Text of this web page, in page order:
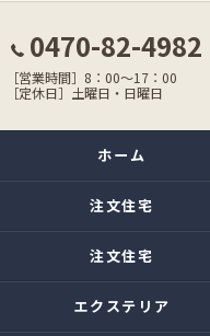
0470-82-4982
［営業時間］8：00〜17：00
［定休日］土曜日・日曜日
ホーム
注文住宅
注文住宅
エクステリア